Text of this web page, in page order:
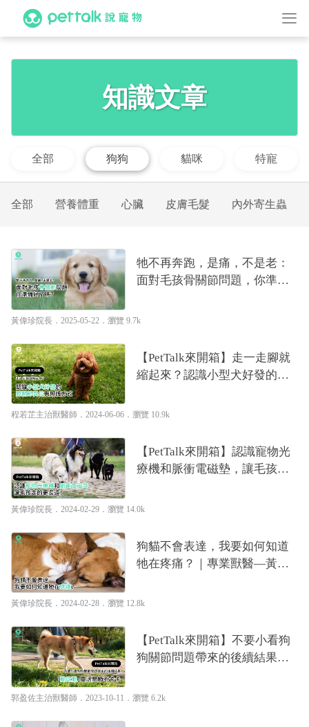
知識文章
全部 狗狗 貓咪 特寵
全部 營養體重 心臟 皮膚毛髮 內外寄生蟲
牠不再奔跑，是痛，不是老：
面對毛孩骨關節問題，你準備
黃偉珍院長 ．2025-05-22． 瀏覽 9.7k
【PetTalk來開箱】走一走腳就
縮起來？認識小型犬好發的膝
醫—程若芷
程若芷主治獸醫師 ．2024-06-06． 瀏覽 10.9k
【PetTalk來開箱】認識寵物光
療機和脈衝電磁墊，讓毛孩走
珍
黃偉珍院長 ．2024-02-29． 瀏覽 14.0k
狗貓不會表達，我要如何知道
牠在疼痛？｜專業獸醫—黃偉
黃偉珍院長 ．2024-02-28． 瀏覽 12.8k
【PetTalk來開箱】不要小看狗
狗關節問題帶來的後續結果，
專業獸醫—郭盈佐
郭盈佐主治獸醫師 ．2023-10-11． 瀏覽 6.2k